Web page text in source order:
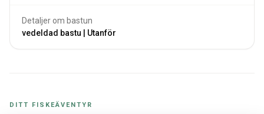
Detaljer om bastun
vedeldad bastu | Utanför
DITT FISKEÄVENTYR